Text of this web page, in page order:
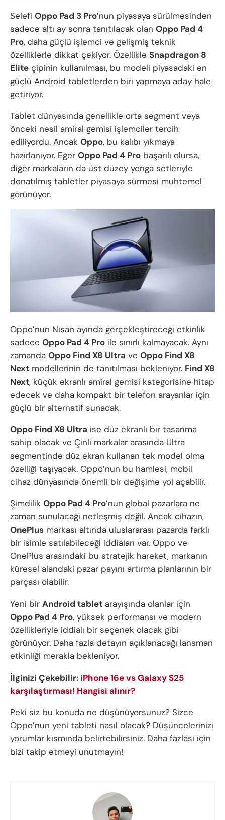
Selefi Oppo Pad 3 Pro’nun piyasaya sürülmesinden
sadece altı ay sonra tanıtılacak olan Oppo Pad 4
Pro, daha güçlü işlemci ve gelişmiş teknik
özelliklerle dikkat çekiyor. Özellikle Snapdragon 8
Elite çipinin kullanılması, bu modeli piyasadaki en
güçlü Android tabletlerden biri yapmaya aday hale
getiriyor.
Tablet dünyasında genellikle orta segment veya
önceki nesil amiral gemisi işlemciler tercih
ediliyordu. Ancak Oppo, bu kalıbı yıkmaya
hazırlanıyor. Eğer Oppo Pad 4 Pro başarılı olursa,
diğer markaların da üst düzey yonga setleriyle
donatılmış tabletler piyasaya sürmesi muhtemel
görünüyor.
Oppo’nun Nisan ayında gerçekleştireceği etkinlik
sadece Oppo Pad 4 Pro ile sınırlı kalmayacak. Aynı
zamanda Oppo Find X8 Ultra ve Oppo Find X8
Next modellerinin de tanıtılması bekleniyor. Find X8
Next, küçük ekranlı amiral gemisi kategorisine hitap
edecek ve daha kompakt bir telefon arayanlar için
güçlü bir alternatif sunacak.
Oppo Find X8 Ultra ise düz ekranlı bir tasarıma
sahip olacak ve Çinli markalar arasında Ultra
segmentinde düz ekran kullanan tek model olma
özelliği taşıyacak. Oppo’nun bu hamlesi, mobil
cihaz dünyasında önemli bir değişime yol açabilir.
Şimdilik Oppo Pad 4 Pro’nun global pazarlara ne
zaman sunulacağı netleşmiş değil. Ancak cihazın,
OnePlus markası altında uluslararası pazarda farklı
bir isimle satılabileceği iddiaları var. Oppo ve
OnePlus arasındaki bu stratejik hareket, markanın
küresel alandaki pazar payını artırma planlarının bir
parçası olabilir.
Yeni bir Android tablet arayışında olanlar için
Oppo Pad 4 Pro, yüksek performansı ve modern
özellikleriyle iddialı bir seçenek olacak gibi
görünüyor. Daha fazla detayın açıklanacağı lansman
etkinliği merakla bekleniyor.
İlginizi Çekebilir: iPhone 16e vs Galaxy S25
karşılaştırması! Hangisi alınır?
Peki siz bu konuda ne düşünüyorsunuz? Sizce
Oppo’nun yeni tableti nasıl olacak? Düşüncelerinizi
yorumlar kısmında belirtebilirsiniz. Daha fazlası için
bizi takip etmeyi unutmayın!